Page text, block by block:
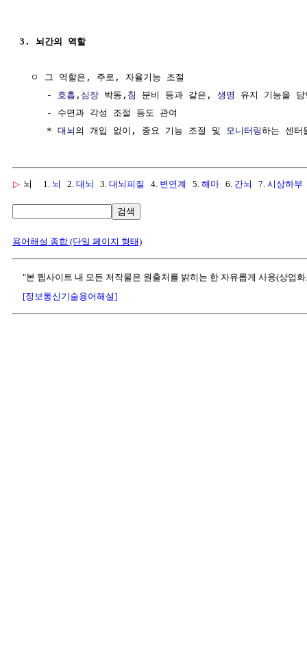
3. 뇌간의 역할
  ㅇ 그 역할은, 주로, 자율기능 조절
     -
호흡 , 심장 박동, 침 분비 등과 같은, 생명
유지 기능을 담
     - 수면과 각성 조절 등도 관여
     *
대뇌 의 개입 없이, 중요 기능 조절 및 모니터링
▷ 뇌 1. 뇌 2. 대뇌 3. 대뇌피질 4. 변연계 5. 해마 6. 간뇌 7. 시상하부
검색
용어해설 종합 (단일 페이지 형태)
"본 웹사이트 내 모든 저작물은 원출처를 밝히는 한 자유롭게 사용(상업
[정보통신기술용어해설]